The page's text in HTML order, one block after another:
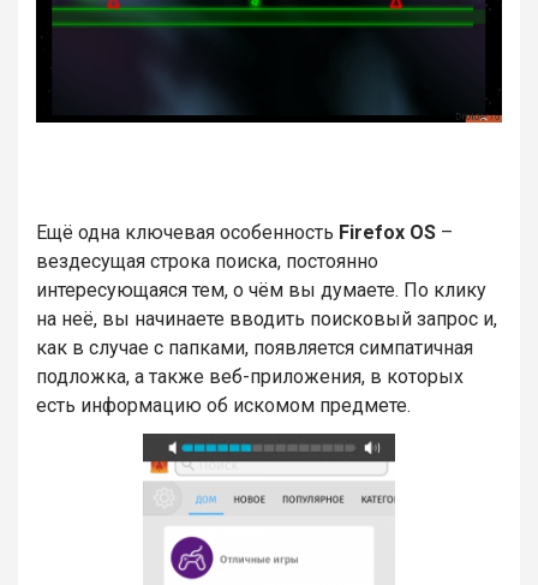
Ещё одна ключевая особенность Firefox OS –
вездесущая строка поиска, постоянно
интересующаяся тем, о чём вы думаете. По клику
на неё, вы начинаете вводить поисковый запрос и,
как в случае с папками, появляется симпатичная
подложка, а также веб-приложения, в которых
есть информацию об искомом предмете.